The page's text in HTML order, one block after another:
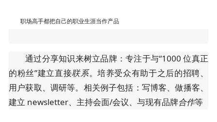
职场高手都把自己的职业生涯当作产品
通过分享知识来树立品牌：专注于与“1000 位真正
的粉丝”建立直接联系。培养受众有助于之后的招聘、
用户获取、调研等。相关例子包括：写博客、做播客、
建立 newsletter、主持会面/会议、与现有品牌合作等